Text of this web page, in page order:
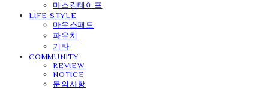
마스킹테이프
LIFE STYLE
마우스패드
파우치
기타
COMMUNITY
REVIEW
NOTICE
문의사항